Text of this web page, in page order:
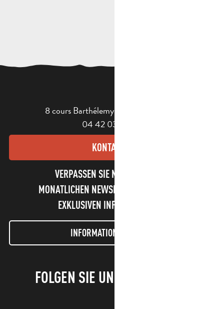
8 cours Barthélemy - 13400 Aubagne
04 42 03 49 98
KONTAKT
VERPASSEN SIE NICHT UNSEREN
MONATLICHEN NEWSLETTER UND UNSERE
EXKLUSIVEN INFORMATIONEN!
INFORMATIONEN LETTER
FOLGEN SIE UNS!